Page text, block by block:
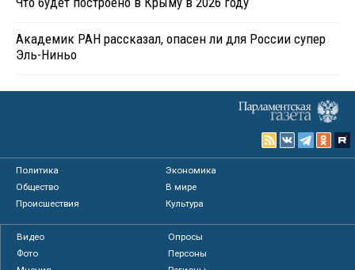
Академик РАН рассказал, опасен ли для России супер
Эль-Ниньо
Политика
Экономика
Общество
В мире
Происшествия
Культура
Видео
Опросы
Фото
Персоны